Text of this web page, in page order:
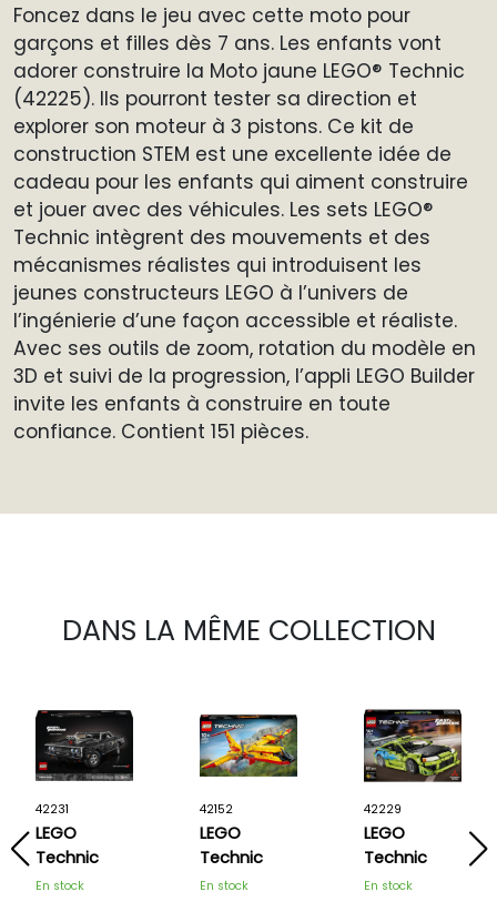
Foncez dans le jeu avec cette moto pour
garçons et filles dès 7 ans. Les enfants vont
adorer construire la Moto jaune LEGO® Technic
(42225). Ils pourront tester sa direction et
explorer son moteur à 3 pistons. Ce kit de
construction STEM est une excellente idée de
cadeau pour les enfants qui aiment construire
et jouer avec des véhicules. Les sets LEGO®
Technic intègrent des mouvements et des
mécanismes réalistes qui introduisent les
jeunes constructeurs LEGO à l’univers de
l’ingénierie d’une façon accessible et réaliste.
Avec ses outils de zoom, rotation du modèle en
3D et suivi de la progression, l’appli LEGO Builder
invite les enfants à construire en toute
confiance. Contient 151 pièces.
DANS LA MÊME COLLECTION
42231
LEGO
Technic
Voiture
En stock
42152
LEGO
Technic
L’avion de
En stock
42229
LEGO
Technic
Voiture
En stock